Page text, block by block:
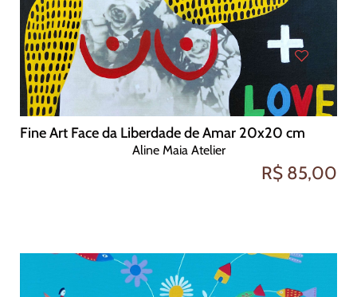
Fine Art Face da Liberdade de Amar 20x20 cm
Aline Maia Atelier
R$ 85,00